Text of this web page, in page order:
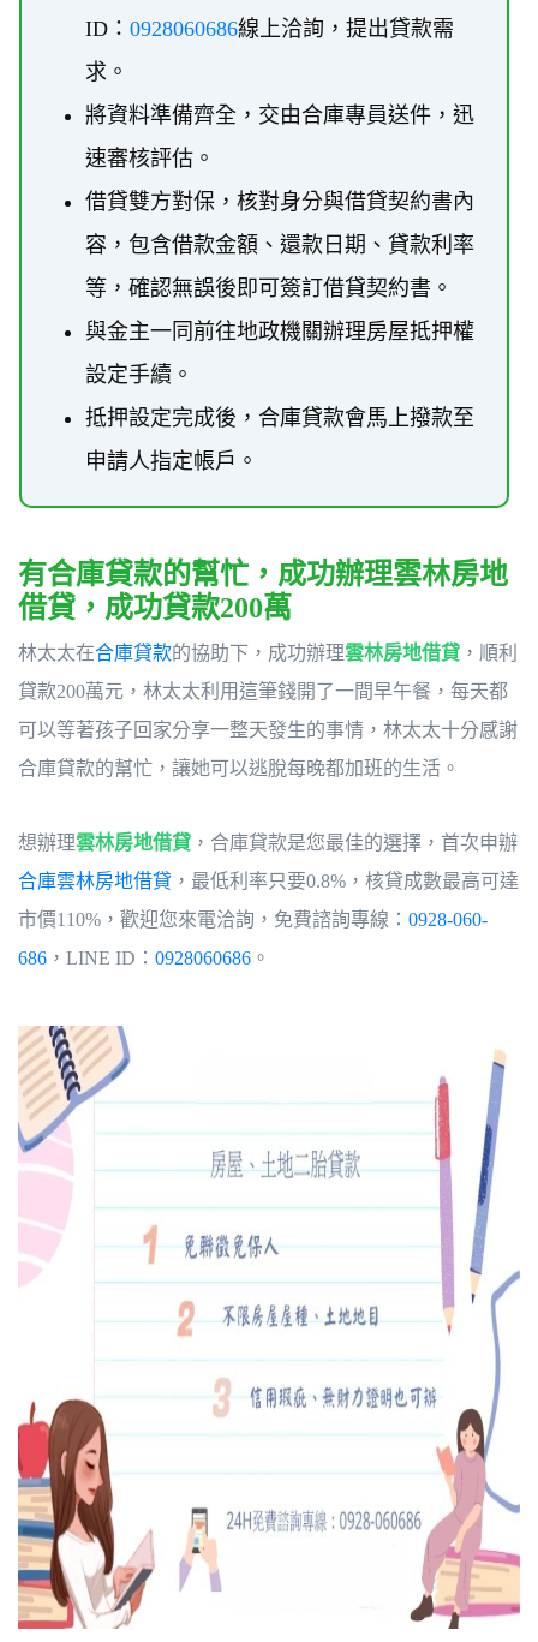
ID： 0928060686線上洽詢，提出貸款需
求。
將資料準備齊全，交由合庫專員送件，迅
速審核評估。
借貸雙方對保，核對身分與借貸契約書內
容，包含借款金額、還款日期、貸款利率
等，確認無誤後即可簽訂借貸契約書。
與金主一同前往地政機關辦理房屋抵押權
設定手續。
抵押設定完成後，合庫貸款會馬上撥款至
申請人指定帳戶。
有合庫貸款的幫忙，成功辦理雲林房地
借貸，成功貸款200萬
林太太在合庫貸款的協助下，成功辦理雲林房地借貸 ，順利
貸款200萬元，林太太利用這筆錢開了一間早午餐，每天都
可以等著孩子回家分享一整天發生的事情，林太太十分感謝
合庫貸款的幫忙，讓她可以逃脫每晚都加班的生活。
想辦理雲林房地借貸 ，合庫貸款是您最佳的選擇，首次申辦
合庫雲林房地借貸 ，最低利率只要0.8%，核貸成數最高可達
市價110%，歡迎您來電洽詢，免費諮詢專線： 0928-060-
686 ，LINE ID： 0928060686 。